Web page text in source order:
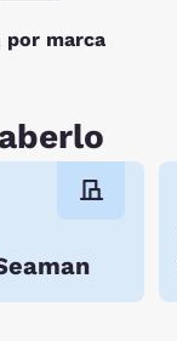
por marca